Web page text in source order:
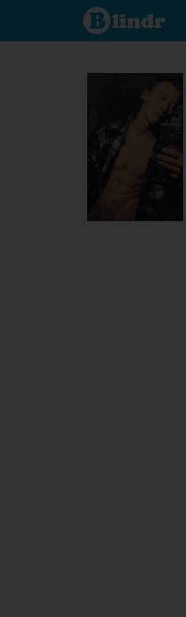
- On hledá někoho
město Praha - Praha